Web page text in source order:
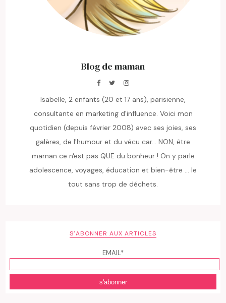
Blog de maman
Isabelle, 2 enfants (20 et 17 ans), parisienne,
consultante en marketing d'influence. Voici mon
quotidien (depuis février 2008) avec ses joies, ses
galères, de l'humour et du vécu car... NON, être
maman ce n'est pas QUE du bonheur ! On y parle
adolescence, voyages, éducation et bien-être ... le
tout sans trop de déchets.
S’ABONNER AUX ARTICLES
EMAIL*